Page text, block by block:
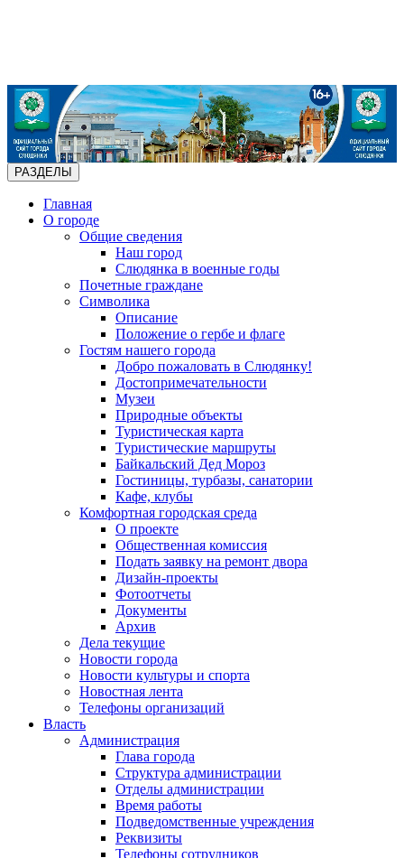
РАЗДЕЛЫ
Главная
О городе
Общие сведения
Наш город
Слюдянка в военные годы
Почетные граждане
Символика
Описание
Положение о гербе и флаге
Гостям нашего города
Добро пожаловать в Слюдянку!
Достопримечательности
Музеи
Природные объекты
Туристическая карта
Туристические маршруты
Байкальский Дед Мороз
Гостиницы, турбазы, санатории
Кафе, клубы
Комфортная городская среда
О проекте
Общественная комиссия
Подать заявку на ремонт двора
Дизайн-проекты
Фотоотчеты
Документы
Архив
Дела текущие
Новости города
Новости культуры и спорта
Новостная лента
Телефоны организаций
Власть
Администрация
Глава города
Структура администрации
Отделы администрации
Время работы
Подведомственные учреждения
Реквизиты
Телефоны сотрудников